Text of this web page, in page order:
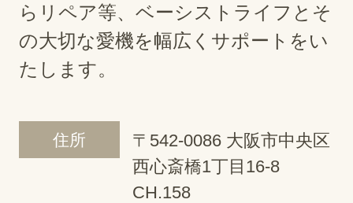
らリペア等、ベーシストライフとそ
の大切な愛機を幅広くサポートをい
たします。
住所
〒542-0086 大阪市中央区
西心斎橋1丁目16-8
CH.158